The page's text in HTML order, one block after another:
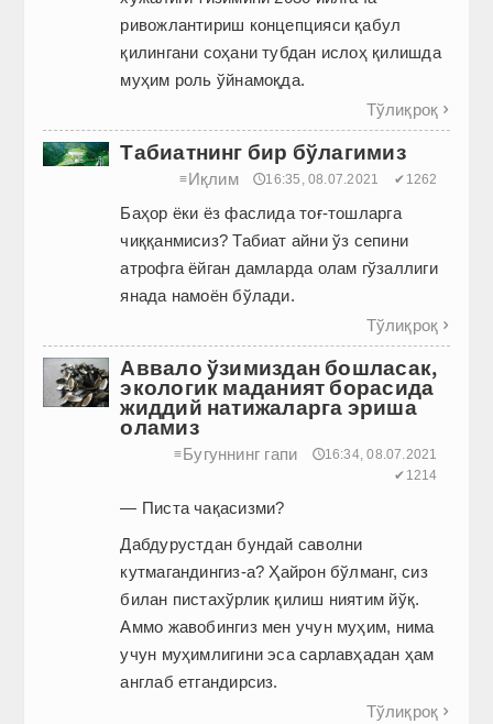
ривожлантириш концепцияси қабул
қилингани соҳани тубдан ислоҳ қилишда
муҳим роль ўйнамоқда.
Тўлиқроқ 
Табиатнинг бир бўлагимиз
≡Иқлим 🕔16:35, 08.07.2021 ✔1262
Баҳор ёки ёз фаслида тоғ-тошларга
чиққанмисиз? Табиат айни ўз сепини
атрофга ёйган дамларда олам гўзаллиги
янада намоён бўлади.
Тўлиқроқ 
Аввало ўзимиздан бошласак,
экологик маданият борасида
жиддий натижаларга эриша
оламиз
≡Бугуннинг гапи
🕔16:34, 08.07.2021
✔1214
— Писта чақасизми?
Дабдурустдан бундай саволни
кутмагандингиз-а? Ҳайрон бўлманг, сиз
билан пистахўрлик қилиш ниятим йўқ.
Аммо жавобингиз мен учун муҳим, нима
учун муҳимлигини эса сарлавҳадан ҳам
англаб етгандирсиз.
Тўлиқроқ 